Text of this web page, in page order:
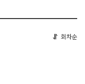
회차순